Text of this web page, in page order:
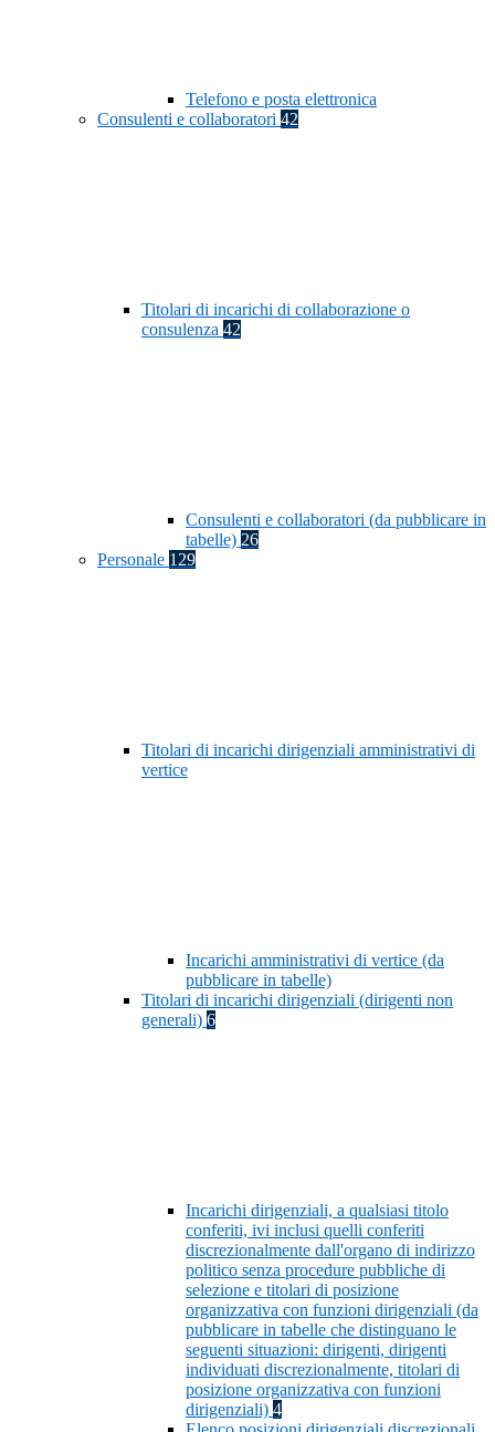
Telefono e posta elettronica
Consulenti e collaboratori 42
Titolari di incarichi di collaborazione o
consulenza 42
Consulenti e collaboratori (da pubblicare in
tabelle) 26
Personale 129
Titolari di incarichi dirigenziali amministrativi di
vertice
Incarichi amministrativi di vertice (da
pubblicare in tabelle)
Titolari di incarichi dirigenziali (dirigenti non
generali) 6
Incarichi dirigenziali, a qualsiasi titolo
conferiti, ivi inclusi quelli conferiti
discrezionalmente dall'organo di indirizzo
politico senza procedure pubbliche di
selezione e titolari di posizione
organizzativa con funzioni dirigenziali (da
pubblicare in tabelle che distinguano le
seguenti situazioni: dirigenti, dirigenti
individuati discrezionalmente, titolari di
posizione organizzativa con funzioni
dirigenziali) 4